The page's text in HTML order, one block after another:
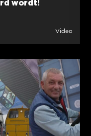
wordt!
Video